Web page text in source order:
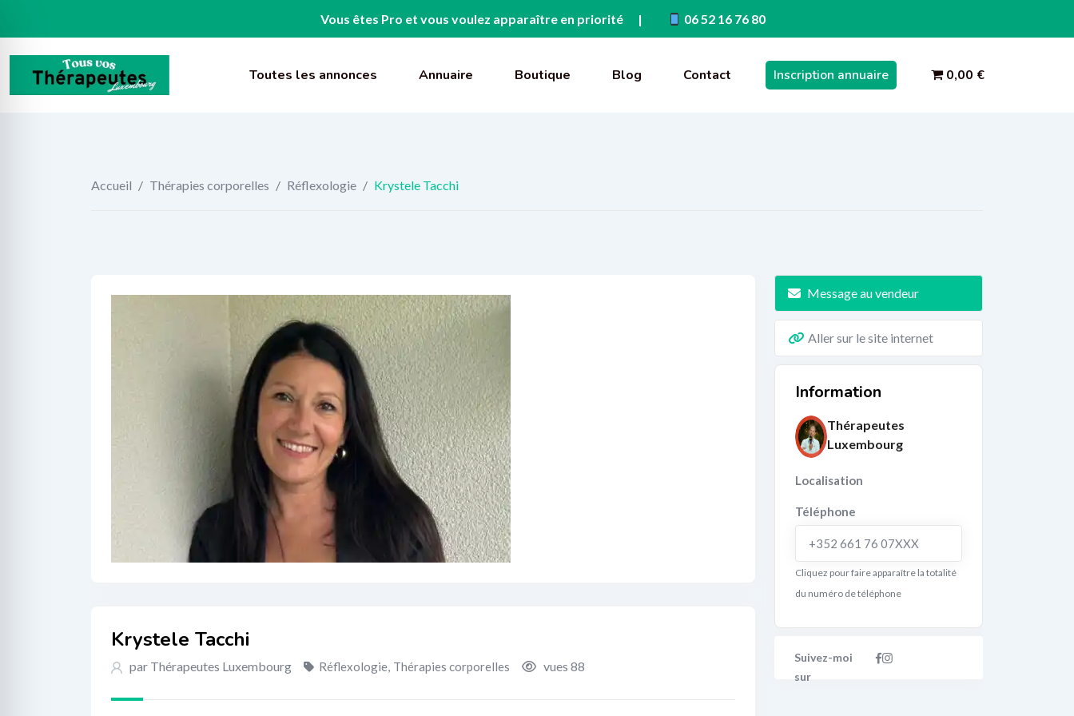
Vous êtes Pro et vous voulez apparaître en priorité 06 52 16 76 80
content
Toutes les annonces Annuaire Boutique Blog Contact Inscription annuaire 0,00 €
Accueil / Thérapies corporelles / Réflexologie / Krystele Tacchi
Krystele Tacchi
par Thérapeutes Luxembourg Réflexologie, Thérapies corporelles vues 88
Message au vendeur
Aller sur le site internet
Information
Thérapeutes
Luxembourg
Localisation
Téléphone
+352 661 76 07XXX
Cliquez pour faire apparaître la totalité
du numéro de téléphone